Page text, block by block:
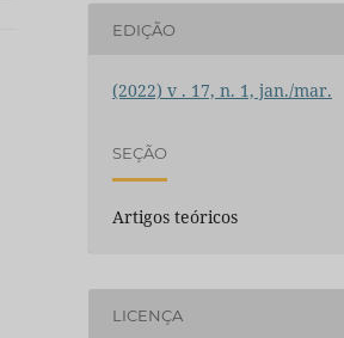
EDIÇÃO
(2022) v . 17, n. 1, jan./mar.
SEÇÃO
Artigos teóricos
LICENÇA